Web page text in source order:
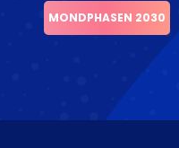
MONDPHASEN 2030